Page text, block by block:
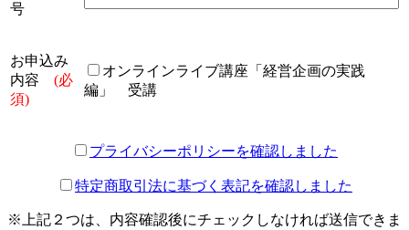
号
お申込み
内容 (必
須)
オンラインライブ講座「経営企画の実践
編」 受講
プライバシーポリシーを確認しました
特定商取引法に基づく表記を確認しました
※上記２つは、内容確認後にチェックしなければ送信できま